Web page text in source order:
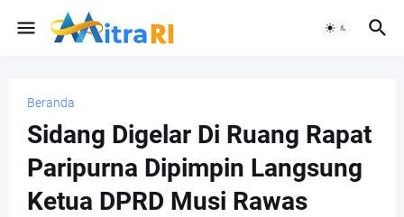
Beranda
Sidang Digelar Di Ruang Rapat
Paripurna Dipimpin Langsung
Ketua DPRD Musi Rawas